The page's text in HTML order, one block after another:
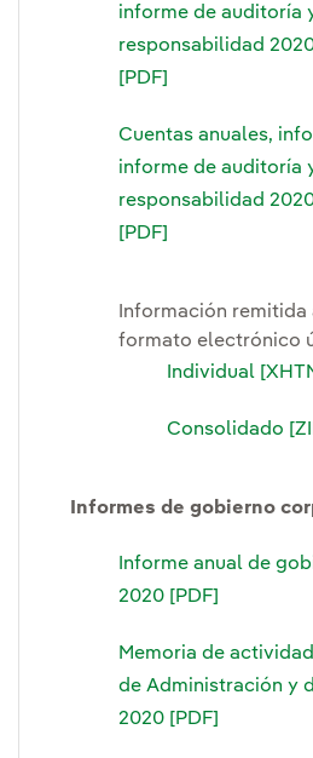
informe de auditoría
responsabilidad
[PDF]
Cuentas anuales,
informe de auditoría
responsabilidad
[PDF]
Información remitida
formato electrónico
Individual
Consolidado
Informes de gobierno
Informe anual de
2020 [PDF]
Memoria de
de Administración y
2020 [PDF]